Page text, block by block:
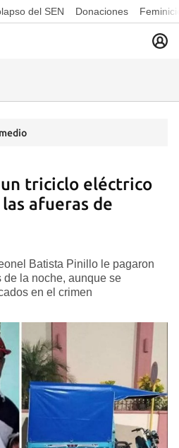
del SEN Donaciones
triciclo eléctrico
afueras de
Batista Pinillo le pagaron
de la noche, aunque se
en el crimen